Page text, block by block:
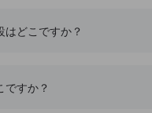
どこですか？
すか？